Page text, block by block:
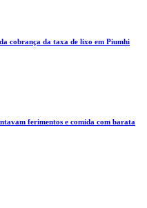
cobrança da taxa de lixo em Piumhi
ferimentos e comida com barata